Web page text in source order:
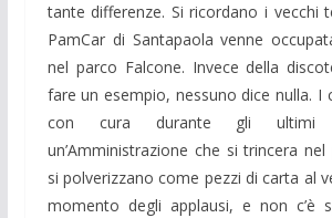
tante differenze. Si ricordano i vecchi
PamCar di Santapaola venne
nel parco Falcone. Invece della
fare un esempio, nessuno dice nulla. I
con cura durante gli ultimi
un’Amministrazione che si trincera
si polverizzano come pezzi di carta al
momento degli applausi, e non c’è